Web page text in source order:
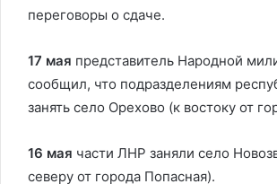
переговоры о сдаче.
17 мая представитель Народной
сообщил, что подразделениям
занять село Орехово (к востоку от
16 мая части ЛНР заняли село
северу от города Попасная).